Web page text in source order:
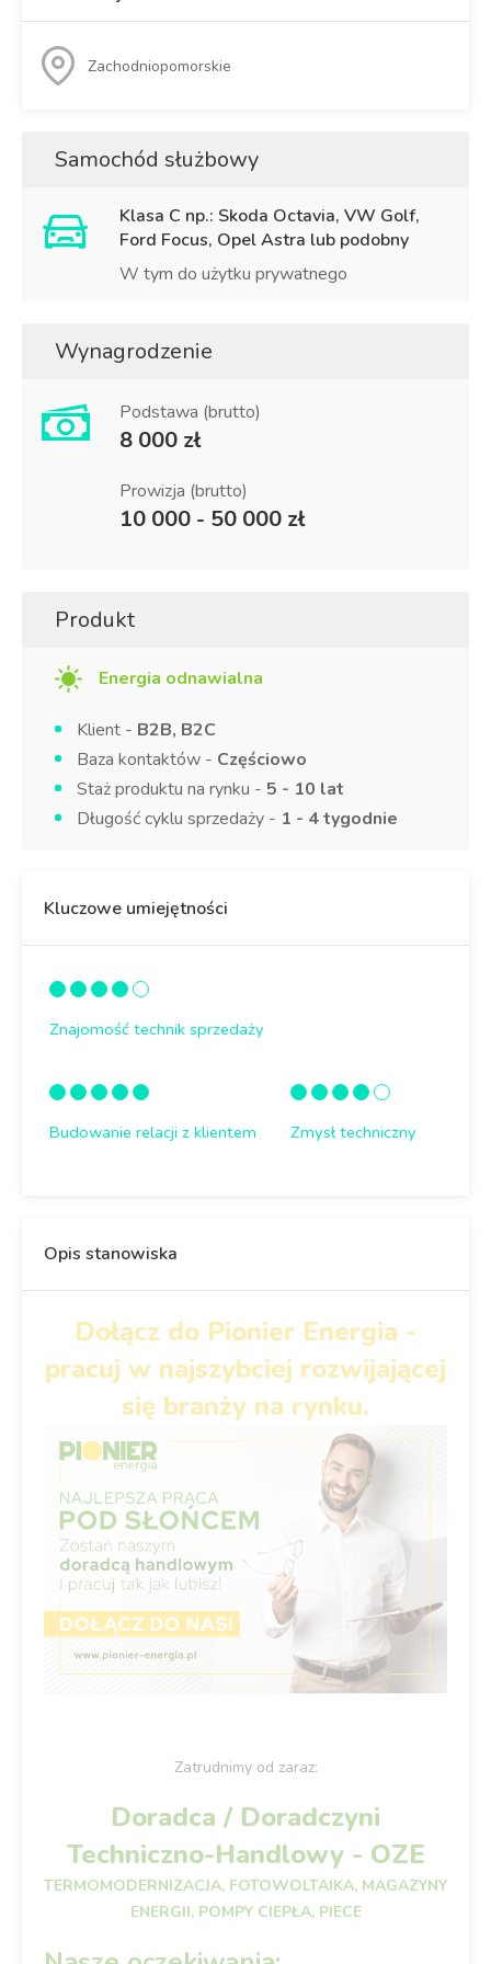
Zachodniopomorskie
Samochód służbowy
Klasa C np.: Skoda Octavia, VW Golf,
Ford Focus, Opel Astra lub podobny
W tym do użytku prywatnego
Wynagrodzenie
Podstawa (brutto)
8 000 zł
Prowizja (brutto)
10 000 - 50 000 zł
Produkt
Energia odnawialna
Klient - B2B, B2C
Baza kontaktów - Częściowo
Staż produktu na rynku - 5 - 10 lat
Długość cyklu sprzedaży - 1 - 4 tygodnie
Kluczowe umiejętności
Znajomość technik sprzedaży
Budowanie relacji z klientem Zmysł techniczny
Opis stanowiska
Dołącz do Pionier Energia -
pracuj w najszybciej rozwijającej
się branży na rynku.
Zatrudnimy od zaraz:
Doradca / Doradczyni
Techniczno-Handlowy - OZE
TERMOMODERNIZACJA, FOTOWOLTAIKA, MAGAZYNY
ENERGII, POMPY CIEPŁA, PIECE